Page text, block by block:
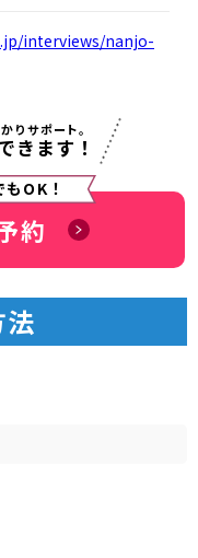
interviews/nanjo-
りサポート。
きます！
OK！
約
法